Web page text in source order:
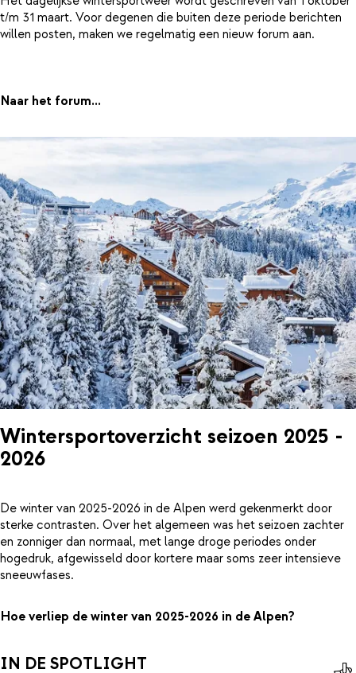
t/m 31 maart. Voor degenen die buiten deze periode berichten
willen posten, maken we regelmatig een nieuw forum aan.
Naar het forum...
Wintersportoverzicht seizoen 2025 -
2026
De winter van 2025-2026 in de Alpen werd gekenmerkt door
sterke contrasten. Over het algemeen was het seizoen zachter
en zonniger dan normaal, met lange droge periodes onder
hogedruk, afgewisseld door kortere maar soms zeer intensieve
sneeuwfases.
Hoe verliep de winter van 2025-2026 in de Alpen?
IN DE SPOTLIGHT